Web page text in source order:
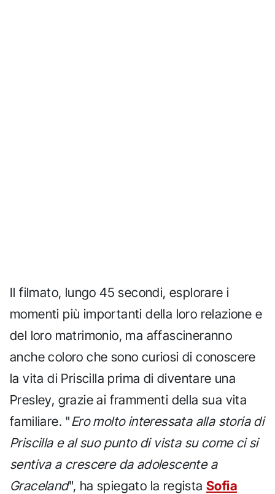
Il filmato, lungo 45 secondi, esplorare i
momenti più importanti della loro relazione e
del loro matrimonio, ma affascineranno
anche coloro che sono curiosi di conoscere
la vita di Priscilla prima di diventare una
Presley, grazie ai frammenti della sua vita
familiare. "Ero molto interessata alla storia di
Priscilla e al suo punto di vista su come ci si
sentiva a crescere da adolescente a
Graceland", ha spiegato la registaSofia